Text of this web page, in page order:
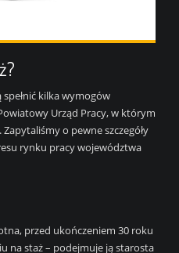
kilka wymogów
Urząd Pracy, w którym
o pewne szczegóły
rynku pracy województwa
przed ukończeniem 30 roku
na staż – podejmuje ją starosta